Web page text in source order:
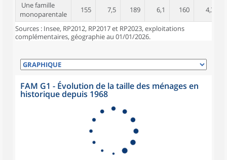
Une famille
monoparentale
155 7,5 189 6,1 160 4,3
Sources : Insee, RP2012, RP2017 et RP2023, exploitations
complémentaires, géographie au 01/01/2026.
FAM G1 - Évolution de la taille des ménages en
historique depuis 1968